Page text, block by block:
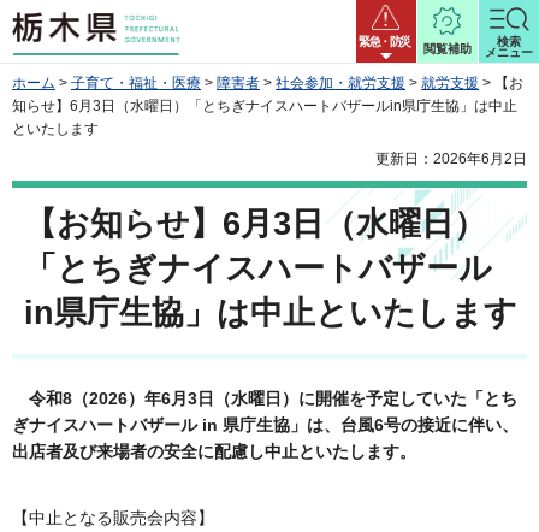
栃木県 緊急・防災
閲覧補助
検索
メニュー
ホーム > 子育て・福祉・医療 > 障害者 > 社会参加・就労支援 > 就労支援 > 【お
知らせ】6月3日（水曜日）「とちぎナイスハートバザールin県庁生協」は中止
といたします
更新日：2026年6月2日
【お知らせ】6月3日（水曜日）
「とちぎナイスハートバザール
in県庁生協」は中止といたします
令和8（2026）年6月3日（水曜日）に開催を予定していた「とち
ぎナイスハートバザール in 県庁生協」は、台風6号の接近に伴い、
出店者及び来場者の安全に配慮し中止といたします。
【中止となる販売会内容】